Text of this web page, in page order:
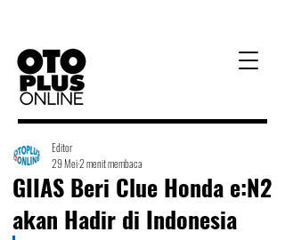
GIIAS Beri Clue Honda e:N2
akan Hadir di Indonesia
Editor
29 Mei2 menit membaca